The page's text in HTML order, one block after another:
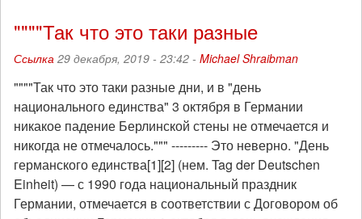
""""Так что это таки разные
Ссылка 29 декабря, 2019 - 23:42 - Michael Shraibman
""""Так что это таки разные дни, и в "день
национального единства" 3 октября в Германии
никакое падение Берлинской стены не отмечается и
никогда не отмечалось.""" --------- Это неверно. "День
германского единства[1][2] (нем. Tag der Deutschen
Einheit) — с 1990 года национальный праздник
Германии, отмечается в соответствии с Договором об